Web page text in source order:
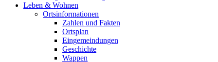
Leben & Wohnen
Ortsinformationen
Zahlen und Fakten
Ortsplan
Eingemeindungen
Geschichte
Wappen